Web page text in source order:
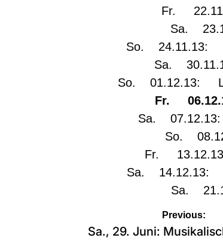
Fr.
Sa.
So. 24.11.13:
Sa.
So. 01.12.13:
Fr.
Sa. 07.12.13:
So.
Fr.
Sa. 14.12.13:
Sa.
Previous:
Sa., 29. Juni: